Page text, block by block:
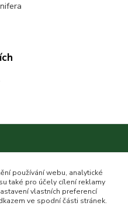
používání webu, analytické
také pro účely cílení reklamy
vlastních preferencí
ve spodní části stránek.